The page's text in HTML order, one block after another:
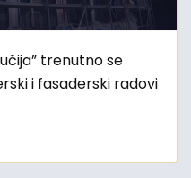
trenutno se
i fasaderski radovi